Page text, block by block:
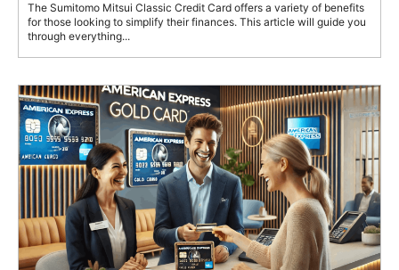
The Sumitomo Mitsui Classic Credit Card offers a variety of benefits
for those looking to simplify their finances. This article will guide you
through everything...